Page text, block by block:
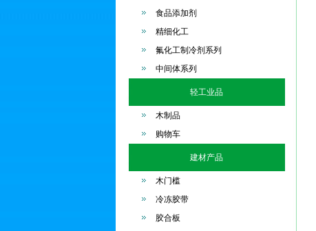
食品添加剂
精细化工
氟化工制冷剂系列
中间体系列
轻工业品
木制品
购物车
建材产品
木门槛
冷冻胶带
胶合板